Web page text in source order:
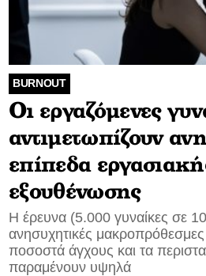
BURNOUT
Οι εργαζόμενες
αντιμετωπίζουν
επίπεδα
εξουθένωσης
Η έρευνα (5.000 γυναίκες σε 10
ανησυχητικές
ποσοστά άγχους και τα
παραμένουν υψηλά